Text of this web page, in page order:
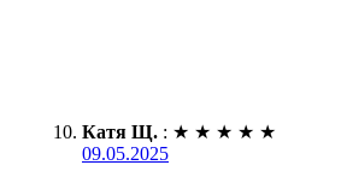
Катя Щ. : ★ ★ ★ ★ ★
09.05.2025